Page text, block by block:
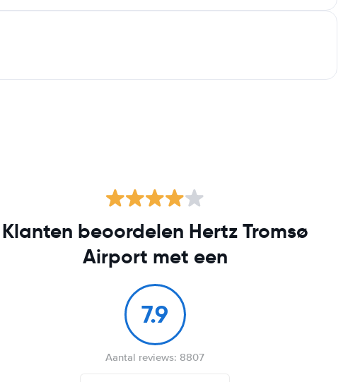
Klanten beoordelen Hertz Tromsø
Airport met een
7.9
Aantal reviews: 8807